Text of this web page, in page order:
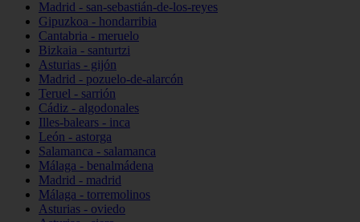
Madrid - san-sebastián-de-los-reyes
Gipuzkoa - hondarribia
Cantabria - meruelo
Bizkaia - santurtzi
Asturias - gijón
Madrid - pozuelo-de-alarcón
Teruel - sarrión
Cádiz - algodonales
Illes-balears - inca
León - astorga
Salamanca - salamanca
Málaga - benalmádena
Madrid - madrid
Málaga - torremolinos
Asturias - oviedo